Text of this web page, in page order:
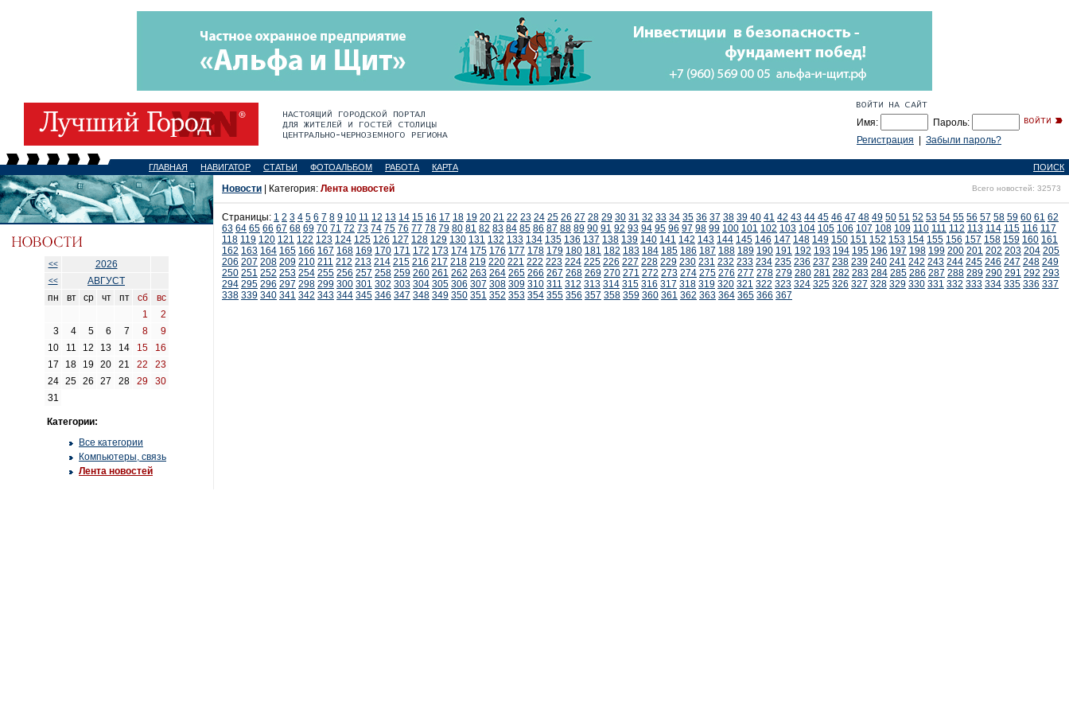
Имя:
Пароль:
Регистрация
Забыли пароль?
ГЛАВНАЯ НАВИГАТОР СТАТЬИ ФОТОАЛЬБОМ РАБОТА КАРТА ПОИСК
<< 2026
<<
АВГУСТ
пн
вт ср чт пт сб
вс
1
2
3
4 5 6 7 8
9
10
11 12 13 14 15
16
17
18 19 20 21 22
23
24 25 26 27 28 29
30
31
Категории:
Все категории
Компьютеры, связь
Лента новостей
Новости | Категория: Лента новостей Всего новостей: 32573
Страницы: 1 2 3 4 5 6 7 8 9 10 11 12 13 14 15 16 17 18 19 20 21 22 23 24 25 26 27 28 29 30 31 32 33 34 35 36 37 38 39 40 41 42 43 44 45 46 47 48 49 50 51 52 53 54 55 56 57 58 59 60 61 62
63 64 65 66 67 68 69 70 71 72 73 74 75 76 77 78 79 80 81 82 83 84 85 86 87 88 89 90 91 92 93 94 95 96 97 98 99 100 101 102 103 104 105 106 107 108 109 110 111 112 113 114 115 116 117
118 119 120 121 122 123 124 125 126 127 128 129 130 131 132 133 134 135 136 137 138 139 140 141 142 143 144 145 146 147 148 149 150 151 152 153 154 155 156 157 158 159 160 161
162 163 164 165 166 167 168 169 170 171 172 173 174 175 176 177 178 179 180 181 182 183 184 185 186 187 188 189 190 191 192 193 194 195 196 197 198 199 200 201 202 203 204 205
206 207 208 209 210 211 212 213 214 215 216 217 218 219 220 221 222 223 224 225 226 227 228 229 230 231 232 233 234 235 236 237 238 239 240 241 242 243 244 245 246 247 248 249
250 251 252 253 254 255 256 257 258 259 260 261 262 263 264 265 266 267 268 269 270 271 272 273 274 275 276 277 278 279 280 281 282 283 284 285 286 287 288 289 290 291 292 293
294 295 296 297 298 299 300 301 302 303 304 305 306 307 308 309 310 311 312 313 314 315 316 317 318 319 320 321 322 323 324 325 326 327 328 329 330 331 332 333 334 335 336 337
338 339 340 341 342 343 344 345 346 347 348 349 350 351 352 353 354 355 356 357 358 359 360 361 362 363 364 365 366 367